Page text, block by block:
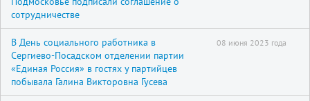
сотрудничестве
В День социального работника в
Сергиево-Посадском отделении партии
«Единая Россия» в гостях у партийцев
побывала Галина Викторовна Гусева
08 июня 2023 года